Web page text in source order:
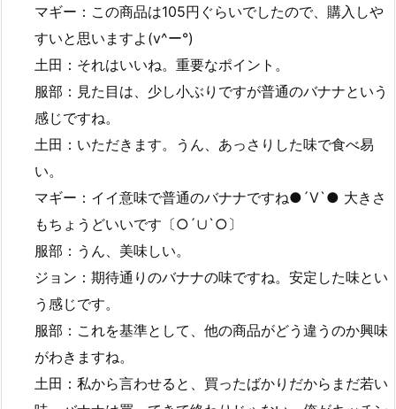
マギー：この商品は105円ぐらいでしたので、購入しや
すいと思いますよ(v^ー°)
土田：それはいいね。重要なポイント。
服部：見た目は、少し小ぶりですが普通のバナナという
感じですね。
土田：いただきます。うん、あっさりした味で食べ易
い。
マギー：イイ意味で普通のバナナですね●´Ⅴ`● 大きさ
もちょうどいいです〔○´∪`○〕
服部：うん、美味しい。
ジョン：期待通りのバナナの味ですね。安定した味とい
う感じです。
服部：これを基準として、他の商品がどう違うのか興味
がわきますね。
土田：私から言わせると、買ったばかりだからまだ若い